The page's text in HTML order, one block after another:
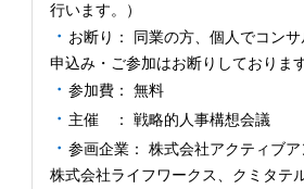
行います。）
お断り： 同業の方、個人でコン
申込み・ご参加はお断りしております
参加費： 無料
主催 ： 戦略的人事構想会議
参画企業： 株式会社アクティブア
株式会社ライフワークス、クミタテ